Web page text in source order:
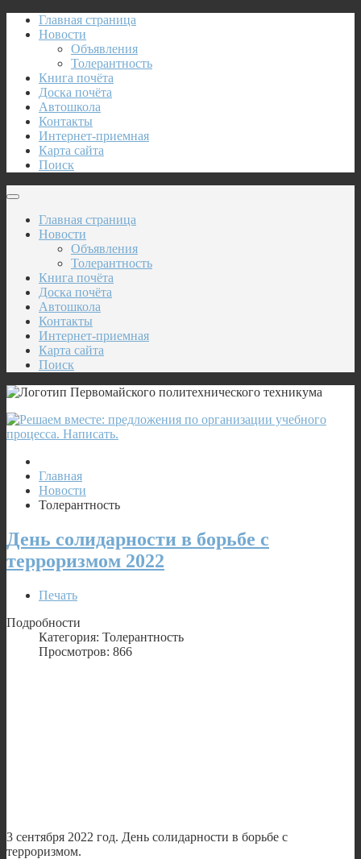
Главная страница
Новости
Объявления
Толерантность
Книга почёта
Доска почёта
Автошкола
Контакты
Интернет-приемная
Карта сайта
Поиск
Главная страница
Новости
Объявления
Толерантность
Книга почёта
Доска почёта
Автошкола
Контакты
Интернет-приемная
Карта сайта
Поиск
Главная
Новости
Толерантность
День солидарности в борьбе с
терроризмом 2022
Печать
Подробности
Категория: Толерантность
Просмотров: 866
3 сентября 2022 год. День солидарности в борьбе с
терроризмом.